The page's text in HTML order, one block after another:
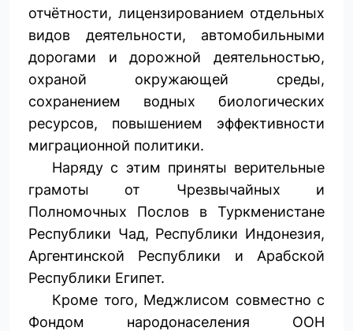
отчётности, лицензированием отдельных
видов деятельности, автомобильными
дорогами и дорожной деятельностью,
охраной окружающей среды,
сохранением водных биологических
ресурсов, повышением эффективности
миграционной политики.
Наряду с этим приняты верительные
грамоты от Чрезвычайных и
Полномочных Послов в Туркменистане
Республики Чад, Республики Индонезия,
Аргентинской Республики и Арабской
Республики Египет.
Кроме того, Меджлисом совместно с
Фондом народонаселения ООН